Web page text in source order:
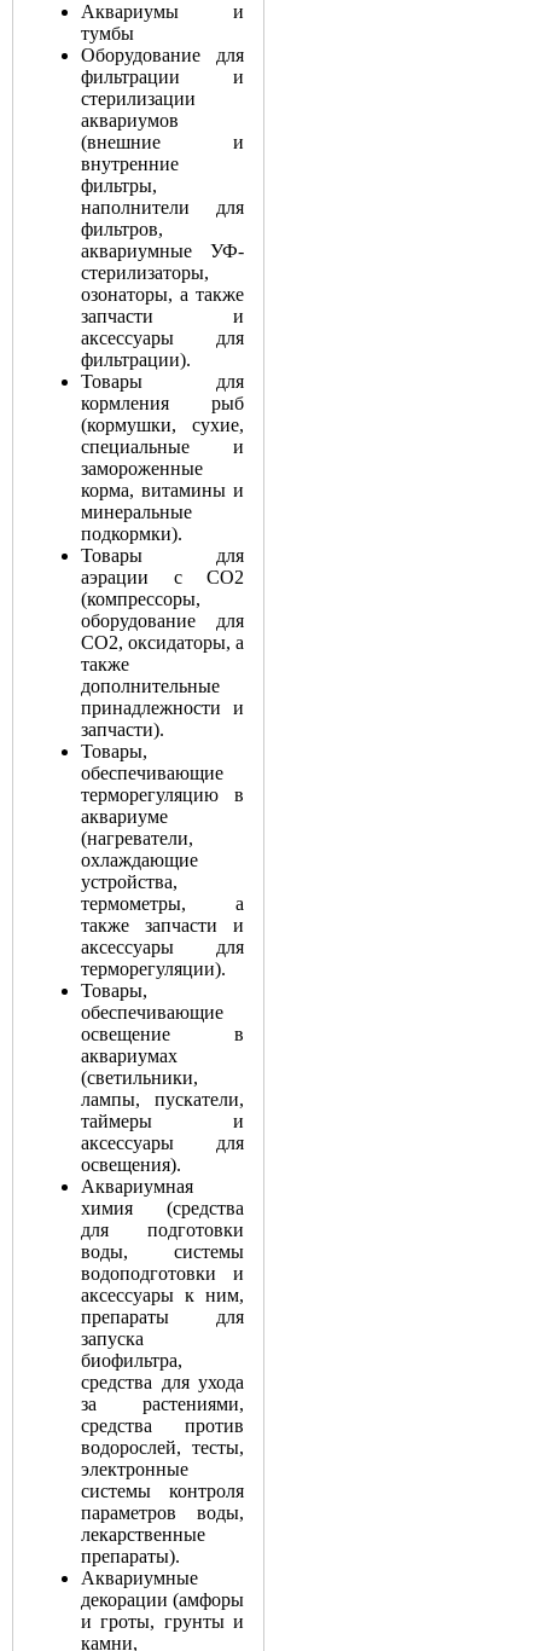
Аквариумы и
тумбы
Оборудование для
фильтрации и
стерилизации
аквариумов
(внешние и
внутренние
фильтры,
наполнители для
фильтров,
аквариумные УФ-
стерилизаторы,
озонаторы, а также
запчасти и
аксессуары для
фильтрации).
Товары для
кормления рыб
(кормушки, сухие,
специальные и
замороженные
корма, витамины и
минеральные
подкормки).
Товары для
аэрации с СО2
(компрессоры,
оборудование для
СО2, оксидаторы, а
также
дополнительные
принадлежности и
запчасти).
Товары,
обеспечивающие
терморегуляцию в
аквариуме
(нагреватели,
охлаждающие
устройства,
термометры, а
также запчасти и
аксессуары для
терморегуляции).
Товары,
обеспечивающие
освещение в
аквариумах
(светильники,
лампы, пускатели,
таймеры и
аксессуары для
освещения).
Аквариумная
химия (средства
для подготовки
воды, системы
водоподготовки и
аксессуары к ним,
препараты для
запуска
биофильтра,
средства для ухода
за растениями,
средства против
водорослей, тесты,
электронные
системы контроля
параметров воды,
лекарственные
препараты).
Аквариумные
декорации (амфоры
и гроты, грунты и
камни,